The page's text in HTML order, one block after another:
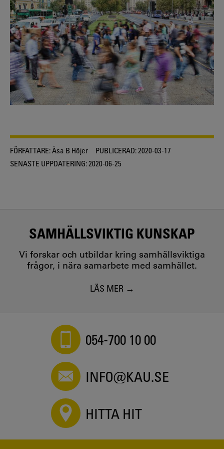
FÖRFATTARE:Åsa B Höjer PUBLICERAD:2020-03-17
SENASTE UPPDATERING:2020-06-25
SAMHÄLLSVIKTIG KUNSKAP
Vi forskar och utbildar kring samhällsviktiga
frågor, i nära samarbete med samhället.
LÄS MER
054-700 10 00
INFO@KAU.SE
HITTA HIT